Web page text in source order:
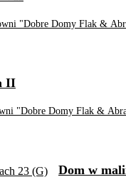
"Dobre Domy Flak &
"Dobre Domy Flak &
II
Dom w